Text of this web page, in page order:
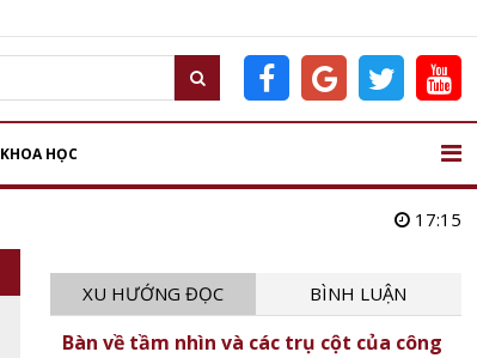
KHOA HỌC
17:15
XU HƯỚNG ĐỌC BÌNH LUẬN
Bàn về tầm nhìn và các trụ cột của công